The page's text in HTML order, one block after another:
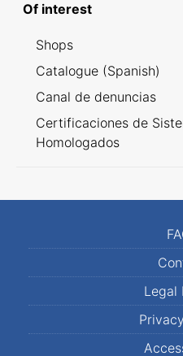
Of interest
Shops
Catalogue (Spanish)
Canal de denuncias
Certificaciones de
Homologados
Legal